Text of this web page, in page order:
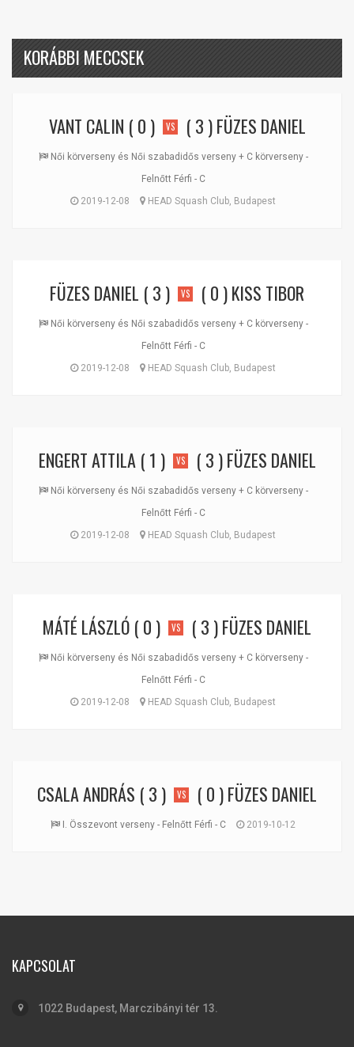
KORÁBBI MECCSEK
VANT CALIN ( 0 ) VS ( 3 )FÜZES DANIEL
Női körverseny és Női szabadidős verseny + C körverseny -
Felnőtt Férfi - C
2019-12-08
HEAD Squash Club, Budapest
FÜZES DANIEL ( 3 ) VS ( 0 )KISS TIBOR
Női körverseny és Női szabadidős verseny + C körverseny -
Felnőtt Férfi - C
2019-12-08
HEAD Squash Club, Budapest
ENGERT ATTILA ( 1 ) VS ( 3 )FÜZES DANIEL
Női körverseny és Női szabadidős verseny + C körverseny -
Felnőtt Férfi - C
2019-12-08
HEAD Squash Club, Budapest
MÁTÉ LÁSZLÓ ( 0 ) VS ( 3 )FÜZES DANIEL
Női körverseny és Női szabadidős verseny + C körverseny -
Felnőtt Férfi - C
2019-12-08
HEAD Squash Club, Budapest
CSALA ANDRÁS ( 3 ) VS ( 0 )FÜZES DANIEL
I. Összevont verseny - Felnőtt Férfi - C 2019-10-12
KAPCSOLAT
1022 Budapest, Marczibányi tér 13.